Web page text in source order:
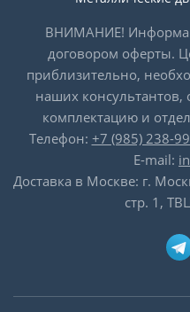
ВНИМАНИЕ!
договором оферты.
приблизительно,
наших консультантов,
комплектацию и
Телефон: +7 (985) 238-
E-mail:
Доставка в Москве: г.
стр. 1,